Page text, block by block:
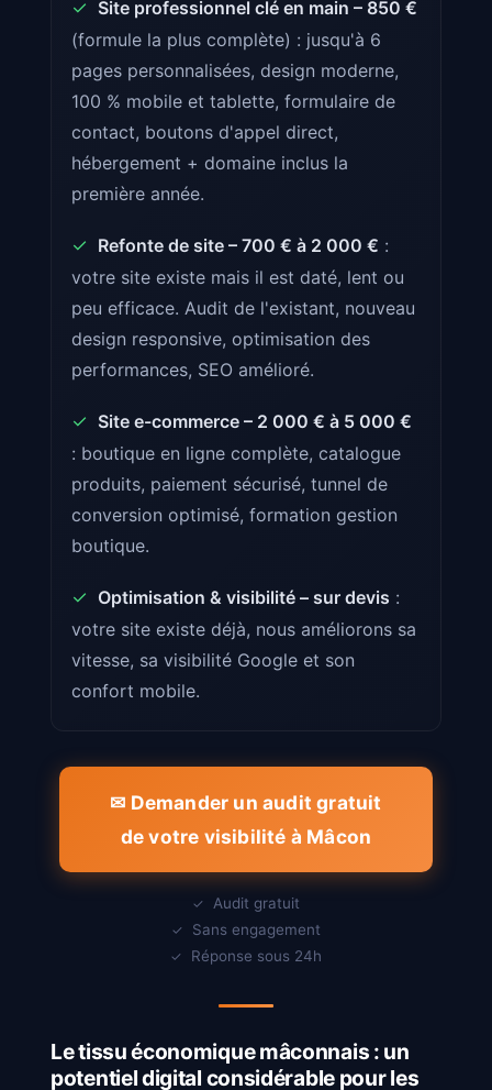
✓ Site professionnel clé en main – 850 €
(formule la plus complète) : jusqu'à 6
pages personnalisées, design moderne,
100 % mobile et tablette, formulaire de
contact, boutons d'appel direct,
hébergement + domaine inclus la
première année.
✓ Refonte de site – 700 € à 2 000 € :
votre site existe mais il est daté, lent ou
peu efficace. Audit de l'existant, nouveau
design responsive, optimisation des
performances, SEO amélioré.
✓ Site e-commerce – 2 000 € à 5 000 €
: boutique en ligne complète, catalogue
produits, paiement sécurisé, tunnel de
conversion optimisé, formation gestion
boutique.
✓ Optimisation & visibilité – sur devis :
votre site existe déjà, nous améliorons sa
vitesse, sa visibilité Google et son
confort mobile.
✉ Demander un audit gratuit
de votre visibilité à Mâcon
✓ Audit gratuit
✓ Sans engagement
✓ Réponse sous 24h
Le tissu économique mâconnais : un
potentiel digital considérable pour les